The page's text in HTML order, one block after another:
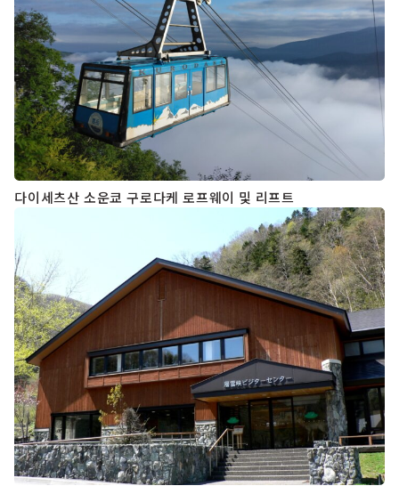
다이세츠산 소운쿄 구로다케 로프웨이 및 리프트